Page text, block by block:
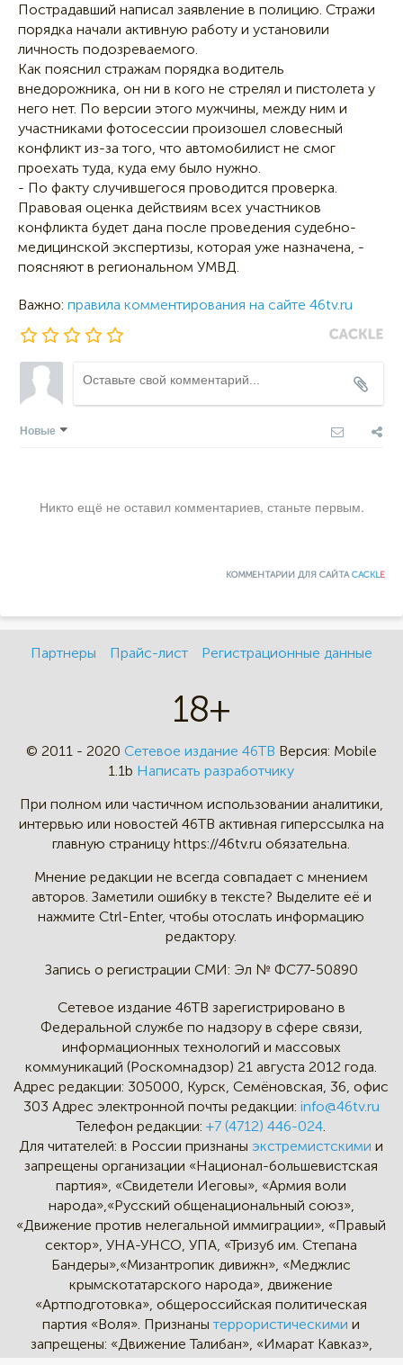
Пострадавший написал заявление в полицию. Стражи
порядка начали активную работу и установили
личность подозреваемого.
Как пояснил стражам порядка водитель
внедорожника, он ни в кого не стрелял и пистолета у
него нет. По версии этого мужчины, между ним и
участниками фотосессии произошел словесный
конфликт из-за того, что автомобилист не смог
проехать туда, куда ему было нужно.
- По факту случившегося проводится проверка.
Правовая оценка действиям всех участников
конфликта будет дана после проведения судебно-
медицинской экспертизы, которая уже назначена, -
поясняют в региональном УМВД.
Важно: правила комментирования на сайте 46tv.ru
Новые
Никто ещё не оставил комментариев, станьте первым.
КОММЕНТАРИИ ДЛЯ САЙТАCACKLE
Партнеры Прайс-лист Регистрационные данные
18+
© 2011 - 2020 Сетевое издание 46ТВ Версия: Mobile
1.1b Написать разработчику
При полном или частичном использовании аналитики,
интервью или новостей 46TB активная гиперссылка на
главную страницу https://46tv.ru обязательна.
Мнение редакции не всегда совпадает с мнением
авторов. Заметили ошибку в тексте? Выделите её и
нажмите Ctrl-Enter, чтобы отослать информацию
редактору.
Запись о регистрации СМИ: Эл № ФС77-50890
Сетевое издание 46ТВ зарегистрировано в
Федеральной службе по надзору в сфере связи,
информационных технологий и массовых
коммуникаций (Роскомнадзор) 21 августа 2012 года.
Адрес редакции: 305000, Курск, Семёновская, 36, офис
303 Адрес электронной почты редакции: info@46tv.ru
Телефон редакции: +7 (4712) 446-024.
Для читателей: в России признаныэкстремистскими и
запрещены организации «Национал-большевистская
партия», «Свидетели Иеговы», «Армия воли
народа»,«Русский общенациональный союз»,
«Движение против нелегальной иммиграции», «Правый
сектор», УНА-УНСО, УПА, «Тризуб им. Степана
Бандеры»,«Мизантропик дивижн», «Меджлис
крымскотатарского народа», движение
«Артподготовка», общероссийская политическая
партия «Воля». Признанытеррористическими и
запрещены: «Движение Талибан», «Имарат Кавказ»,